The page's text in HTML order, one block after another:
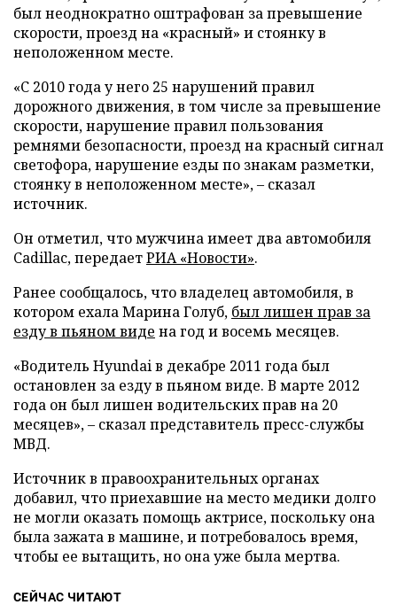
был неоднократно оштрафован за превышение
скорости, проезд на «красный» и стоянку в
неположенном месте.
«С 2010 года у него 25 нарушений правил
дорожного движения, в том числе за превышение
скорости, нарушение правил пользования
ремнями безопасности, проезд на красный сигнал
светофора, нарушение езды по знакам разметки,
стоянку в неположенном месте»,– сказал
источник.
Он отметил, что мужчина имеет два автомобиля
Cadillac, передаетРИА «Новости».
Ранее сообщалось, что владелец автомобиля, в
котором ехала Марина Голуб, был лишен прав за
езду в пьяном виде на год и восемь месяцев.
«Водитель Hyundai в декабре 2011 года был
остановлен за езду в пьяном виде. В марте 2012
года он был лишен водительских прав на 20
месяцев»,– сказал представитель пресс-службы
МВД.
Источник в правоохранительных органах
добавил, что приехавшие на место медики долго
не могли оказать помощь актрисе, поскольку она
была зажата в машине, и потребовалось время,
чтобы ее вытащить, но она уже была мертва.
СЕЙЧАС ЧИТАЮТ